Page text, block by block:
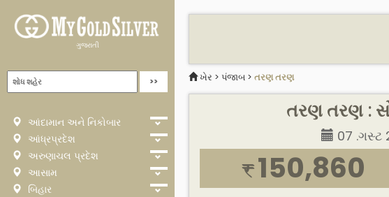
ગુજરાતી
આંદામાન અને નિકોબાર
આંધ્રપ્રદેશ
અરુણાચલ પ્રદેશ
આસામ
બિહાર
ખેર > પંજાબ > તરણ તરણ
તરણ તરણ :
07 .ગસ્ટ
₹150,860